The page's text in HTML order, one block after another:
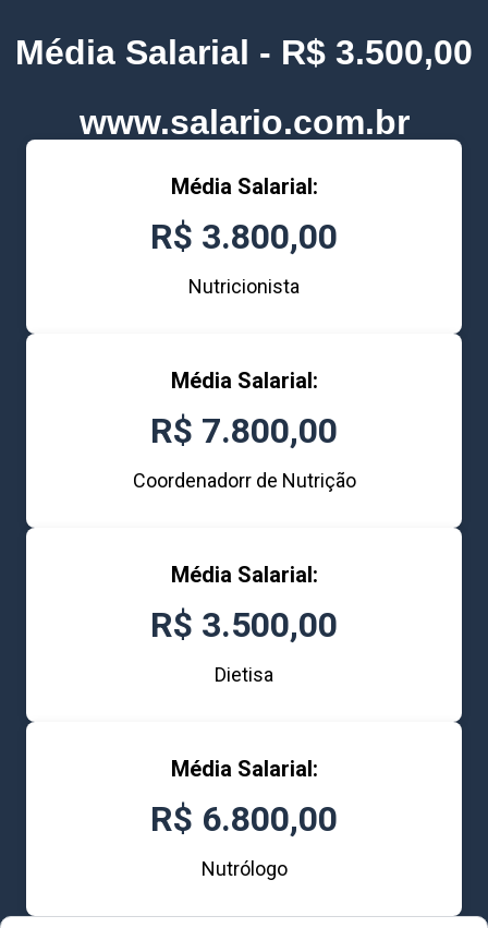
Média Salarial - R$ 3.500,00
www.salario.com.br
Média Salarial:
R$ 3.800,00
Nutricionista
Média Salarial:
R$ 7.800,00
Coordenadorr de Nutrição
Média Salarial:
R$ 3.500,00
Dietisa
Média Salarial:
R$ 6.800,00
Nutrólogo